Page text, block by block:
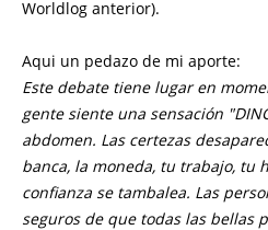
Worldlog anterior).
Aqui un pedazo de mi aporte:
Este debate tiene lugar en
gente siente una sensación
abdomen. Las certezas
banca, la moneda, tu trabajo, tu
confianza se tambalea. Las
seguros de que todas las bellas